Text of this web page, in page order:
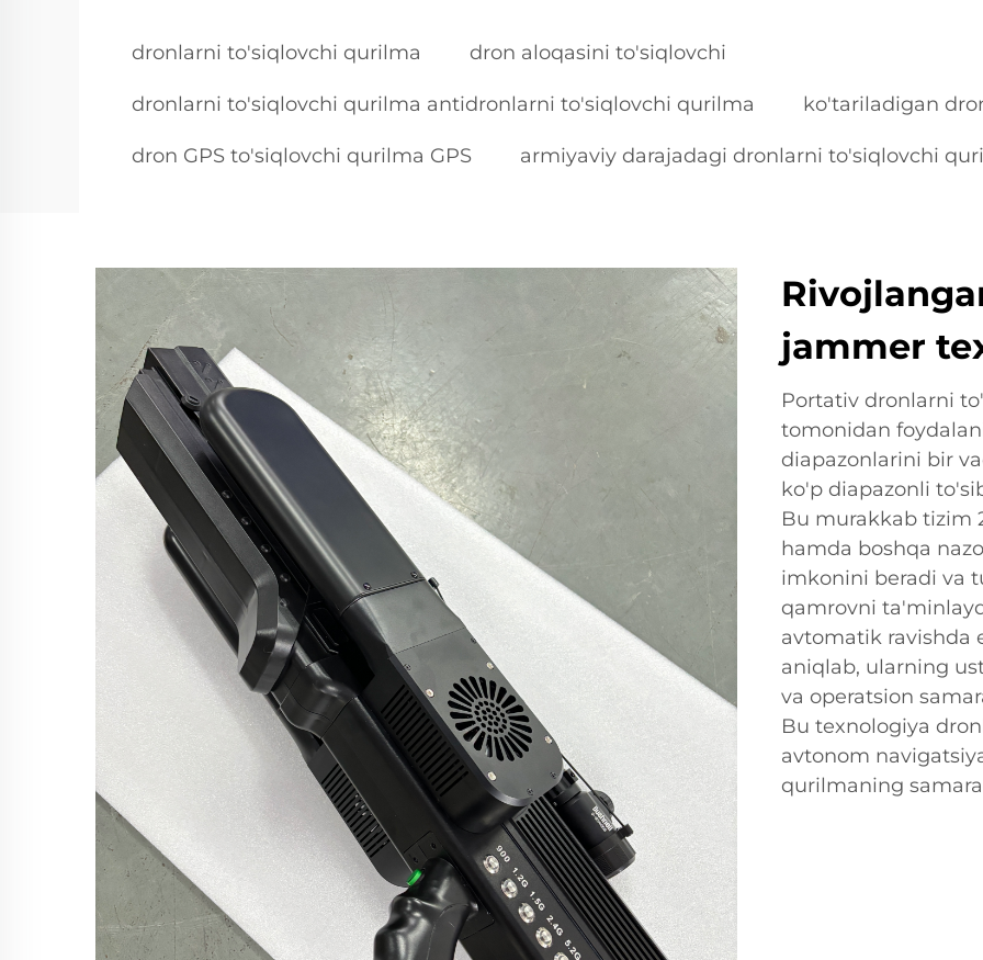
dronlarni to'siqlovchi qurilma dron aloqasini to'siqlovchi
dronlarni to'siqlovchi qurilma antidronlarni to'siqlovchi qurilma ko'tariladigan
dron GPS to'siqlovchi qurilma GPS armiyaviy darajadagi dronlarni to'siqlovchi
jammer
Portativ dronlarni
tomonidan
diapazonlarini bir
ko'p diapazonli
Bu murakkab tizim
hamda boshqa
imkonini beradi va
qamrovni
avtomatik ravishda
aniqlab, ularning
va operatsion
Bu texnologiya
avtonom
qurilmaning